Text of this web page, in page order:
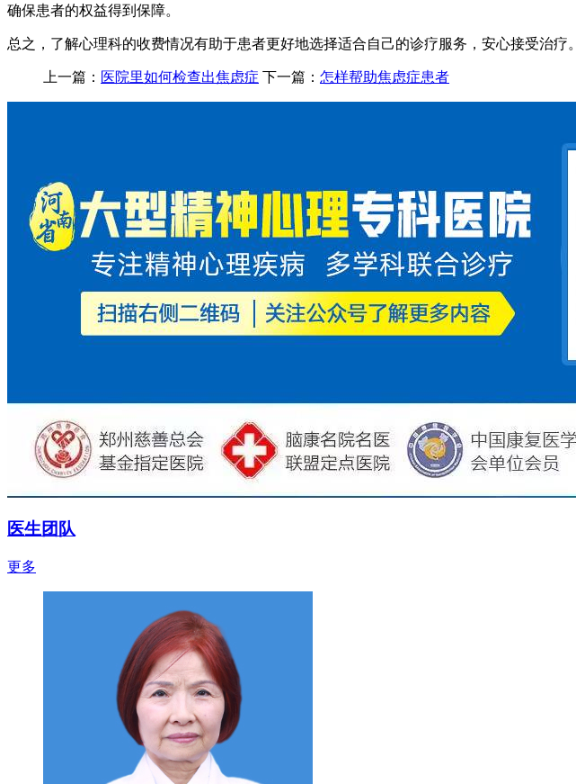
确保患者的权益得到保障。
总之，了解心理科的收费情况有助于患者更好地选择适合自己的诊疗服务，安心接受治疗。
上一篇： 医院里如何检查出焦虑症 下一篇： 怎样帮助焦虑症患者
医生团队
更多